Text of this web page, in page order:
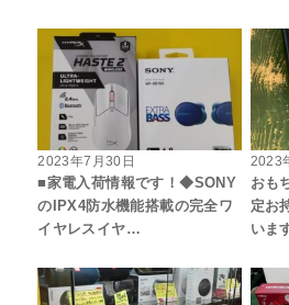
2023年7月30日
■家電入荷情報です！◆SONY
のIPX4防水機能搭載の完全ワ
イヤレスイヤ…
2023
おも
定お
いま